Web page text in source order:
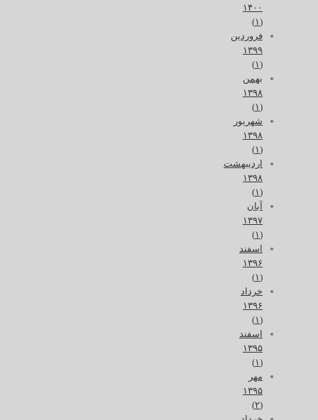
۱۴۰۰
(۱)
فروردین
۱۳۹۹
(۱)
بهمن
۱۳۹۸
(۱)
شهریور
۱۳۹۸
(۱)
اردیبهشت
۱۳۹۸
(۱)
آبان
۱۳۹۷
(۱)
اسفند
۱۳۹۶
(۱)
خرداد
۱۳۹۶
(۱)
اسفند
۱۳۹۵
(۱)
مهر
۱۳۹۵
(۲)